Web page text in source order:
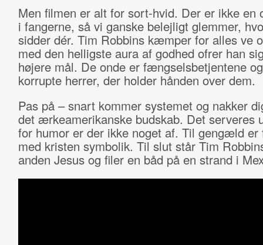
Men filmen er alt for sort-hvid. Der er ikke en
i fangerne, så vi ganske belejligt glemmer,
sidder dér. Tim Robbins kæmper for alles ve
med den helligste aura af godhed ofrer han
højere mål. De onde er fængselsbetjentene
korrupte herrer, der holder hånden over dem.
Pas på – snart kommer systemet og nakker
det ærkeamerikanske budskab. Det serveres
for humor er der ikke noget af. Til gengæld er
med kristen symbolik. Til slut står Tim
anden Jesus og filer en båd på en strand i